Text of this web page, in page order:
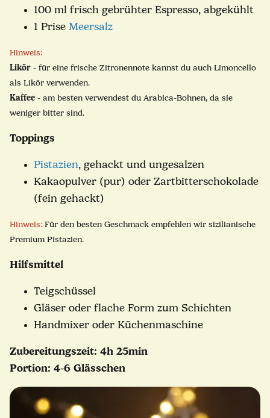
100 ml frisch gebrühter Espresso, abgekühlt
1 Prise Meersalz
Hinweis:
Likör - für eine frische Zitronennote kannst du auch Limoncello
als Likör verwenden.
Kaffee - am besten verwendest du Arabica-Bohnen, da sie
weniger bitter sind.
Toppings
Pistazien, gehackt und ungesalzen
Kakaopulver (pur) oder Zartbitterschokolade
(fein gehackt)
Hinweis: Für den besten Geschmack empfehlen wir sizilianische
Premium Pistazien.
Hilfsmittel
Teigschüssel
Gläser oder flache Form zum Schichten
Handmixer oder Küchenmaschine
Zubereitungszeit: 4h 25min
Portion: 4-6 Glässchen